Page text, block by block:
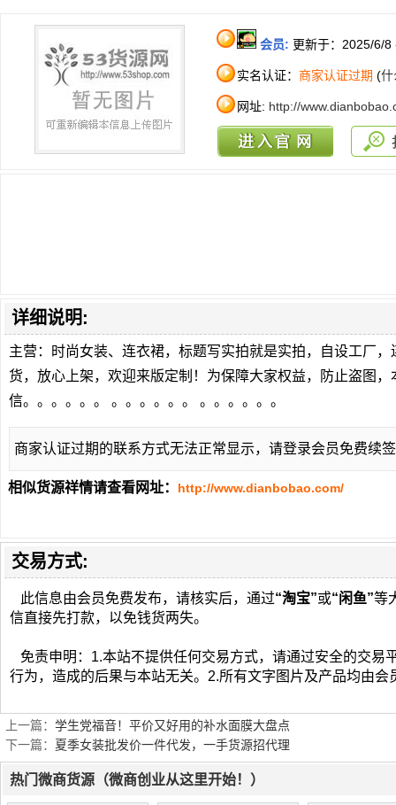
会员: 更新于：2025/6/8
实名认证： 商家认证过期 (什
网址: http://
详细说明:
主营：时尚女装、连衣裙，标题写实拍就是实拍，自设工厂
货，放心上架，欢迎来版定制！为保障大家权益，防止盗图
信。。。。。。 。。。。。。 。。。。。。
商家认证过期的联系方式无法正常显示，请登录会员免费续
相似货源祥情请查看网址： http://www.dianbobao.com/
交易方式:
此信息由会员免费发布，请核实后，通过“淘宝”或“闲鱼”等
信直接先打款，以免钱货两失。
免责申明：1.本站不提供任何交易方式，请通过安全的交易
行为，造成的后果与本站无关。2.所有文字图片及产品均由
上一篇： 学生党福音！平价又好用的补水面膜大盘点
下一篇： 夏季女装批发价一件代发，一手货源招代理
热门微商货源（微商创业从这里开始！）